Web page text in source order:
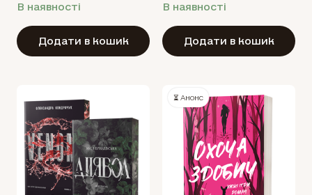
В наявності
Додати в кошик
В наявності
Додати в кошик
⏳ Анонс